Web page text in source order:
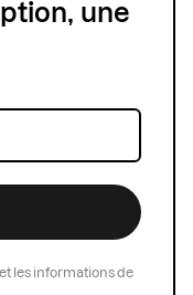
une
les informations de